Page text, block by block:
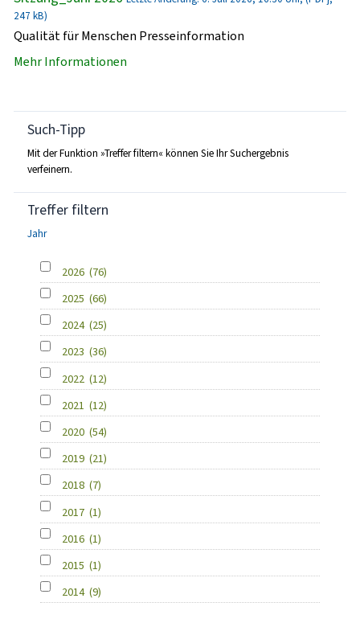
247 kB)
Qualität für Menschen Presseinformation
Mehr Informationen
Such-Tipp
Mit der Funktion »Treffer filtern« können Sie Ihr Suchergebnis
verfeinern.
Treffer filtern
Jahr
2026 (76)
2025 (66)
2024 (25)
2023 (36)
2022 (12)
2021 (12)
2020 (54)
2019 (21)
2018 (7)
2017 (1)
2016 (1)
2015 (1)
2014 (9)